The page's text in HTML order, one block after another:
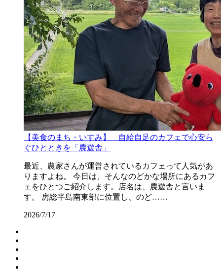
【美食のまち・いすみ】 自給自足のカフェで心安ら
ぐひとときを「農遊舎」
最近、農家さんが運営されているカフェって人気があ
りますよね。 今日は、そんなのどかな場所にあるカフ
ェをひとつご紹介します。店名は、農遊舎と言いま
す。 房総半島南東部に位置し、のど……
2026/7/17